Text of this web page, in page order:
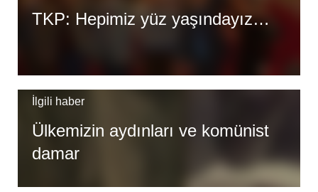
TKP: Hepimiz yüz yaşındayız…
İlgili haber
Ülkemizin aydınları ve komünist
damar